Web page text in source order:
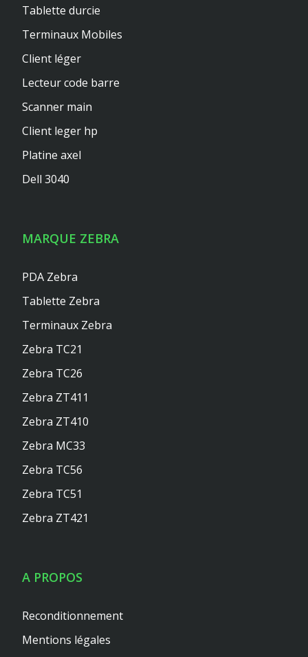
Tablette durcie
Terminaux Mobiles
Client léger
Lecteur code barre
Scanner main
Client leger hp
Platine axel
Dell 3040
MARQUE ZEBRA
PDA Zebra
Tablette Zebra
Terminaux Zebra
Zebra TC21
Zebra TC26
Zebra ZT411
Zebra ZT410
Zebra MC33
Zebra TC56
Zebra TC51
Zebra ZT421
A PROPOS
Reconditionnement
Mentions légales